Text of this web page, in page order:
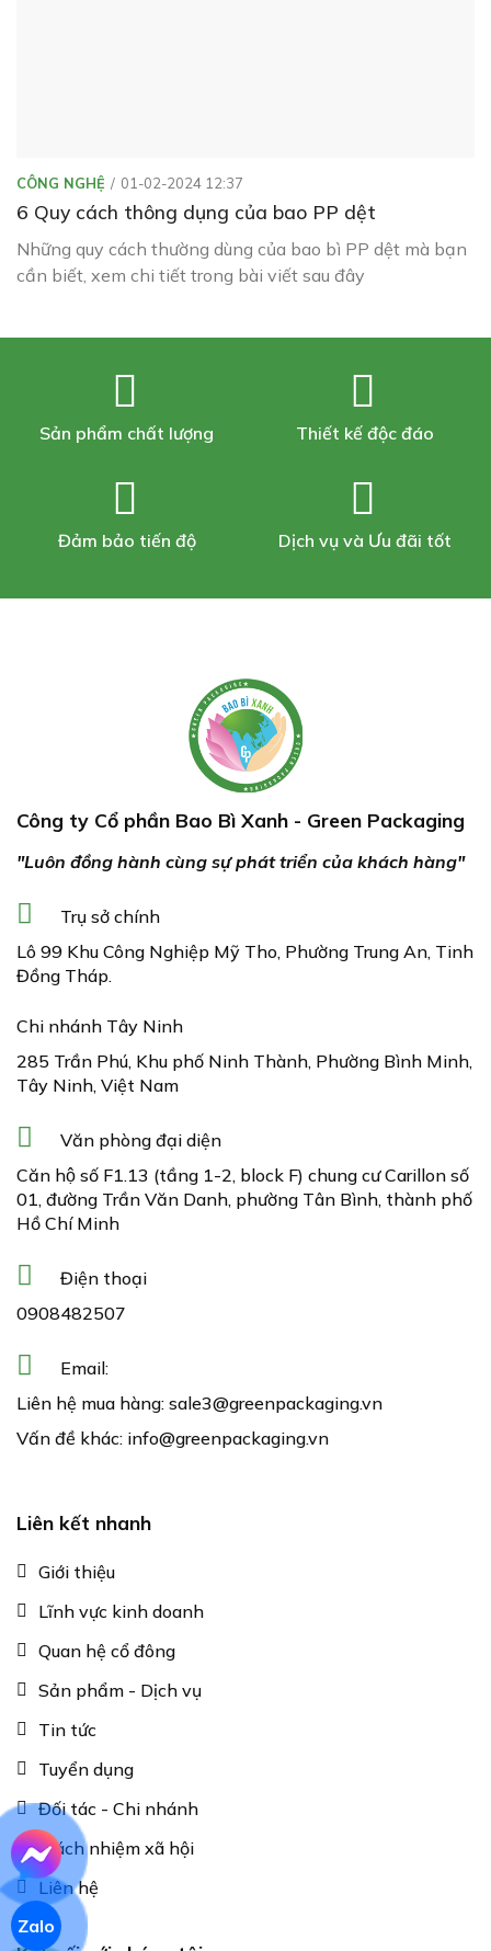
CÔNG NGHỆ 01-02-2024 12:37
6 Quy cách thông dụng của bao PP dệt
Những quy cách thường dùng của bao bì PP dệt mà bạn
cần biết, xem chi tiết trong bài viết sau đây
Sản phẩm chất lượng Thiết kế độc đáo
Đảm bảo tiến độ Dịch vụ và Ưu đãi tốt
Công ty Cổ phần Bao Bì Xanh - Green Packaging
"Luôn đồng hành cùng sự phát triển của khách hàng"
Trụ sở chính
Lô 99 Khu Công Nghiệp Mỹ Tho, Phường Trung An, Tinh
Đồng Tháp.
Chi nhánh Tây Ninh
285 Trần Phú, Khu phố Ninh Thành, Phường Bình Minh,
Tây Ninh, Việt Nam
Văn phòng đại diện
Căn hộ số F1.13 (tầng 1-2, block F) chung cư Carillon số
01, đường Trần Văn Danh, phường Tân Bình, thành phố
Hồ Chí Minh
Điện thoại
0908482507
Email:
Liên hệ mua hàng: sale3@greenpackaging.vn
Vấn đề khác: info@greenpackaging.vn
Liên kết nhanh
Giới thiệu
Lĩnh vực kinh doanh
Quan hệ cổ đông
Sản phẩm - Dịch vụ
Tin tức
Tuyển dụng
Đối tác - Chi nhánh
Trách nhiệm xã hội
Liên hệ
Zalo